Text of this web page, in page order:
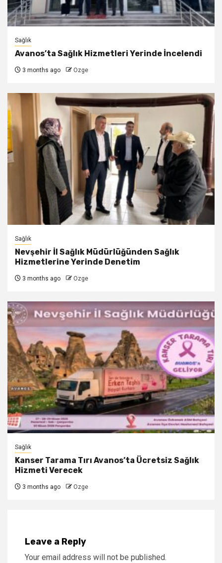
Sağlık
Avanos’ta Sağlık Hizmetleri Yerinde İncelendi
3 months ago Ozge
Sağlık
Nevşehir İl Sağlık Müdürlüğünden Sağlık
Hizmetlerine Yerinde Denetim
3 months ago Ozge
Sağlık
Kanser Tarama Tırı Avanos’ta Ücretsiz Sağlık
Hizmeti Verecek
3 months ago Ozge
Leave a Reply
Your email address will not be published.